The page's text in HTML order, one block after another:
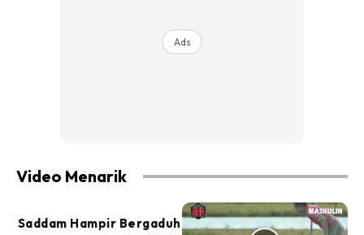
Ads
Video Menarik
Saddam Hampir Bergaduh